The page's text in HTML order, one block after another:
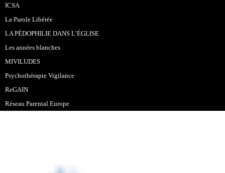
ICSA
La Parole Libérée
LA PÉDOPHILIE DANS L’ÉGLISE
Les années blanches
MIVILUDES
Psychothérapie Vigilance
ReGAIN
Réseau Parental Europe